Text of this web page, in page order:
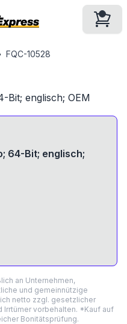
FQC-10528
Bit; englisch; OEM
64-Bit; englisch;
an Unternehmen,
und gemeinnützige
netto zzgl. gesetzlicher
Irrtümer vorbehalten. *Kauf auf
Bonitätsprüfung.